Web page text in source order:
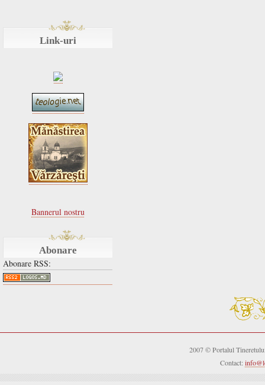
Link-uri
Bannerul nostru
Abonare
Abonare RSS:
2007 © Portalul
Contact: